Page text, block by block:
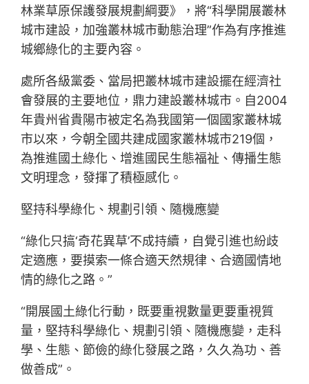
林業草原保護發展規劃綱要》，將“科學開展叢林
城市建設，加強叢林城市動態治理”作為有序推進
城鄉綠化的主要內容。
處所各級黨委、當局把叢林城市建設擺在經濟社
會發展的主要地位，鼎力建設叢林城市。自2004
年貴州省貴陽市被定名為我國第一個國家叢林城
市以來，今朝全國共建成國家叢林城市219個，
為推進國土綠化、增進國民生態福祉、傳播生態
文明理念，發揮了積極感化。
堅持科學綠化、規劃引領、隨機應變
“綠化只搞‘奇花異草’不成持續，自覺引進也紛歧
定適應，要摸索一條合適天然規律、合適國情地
情的綠化之路。”
“開展國土綠化行動，既要重視數量更要重視質
量，堅持科學綠化、規劃引領、隨機應變，走科
學、生態、節儉的綠化發展之路，久久為功、善
做善成”。